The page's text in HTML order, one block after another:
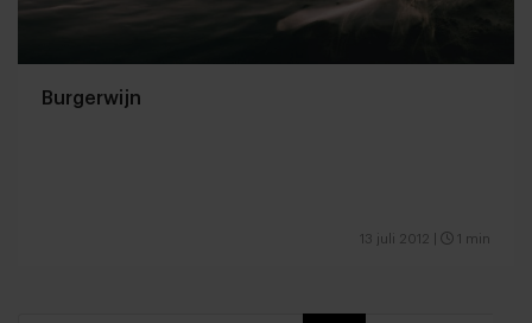
Burgerwijn
13 juli 2012 1 min